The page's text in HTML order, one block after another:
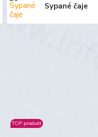
Sypané čaje
TOP produkt